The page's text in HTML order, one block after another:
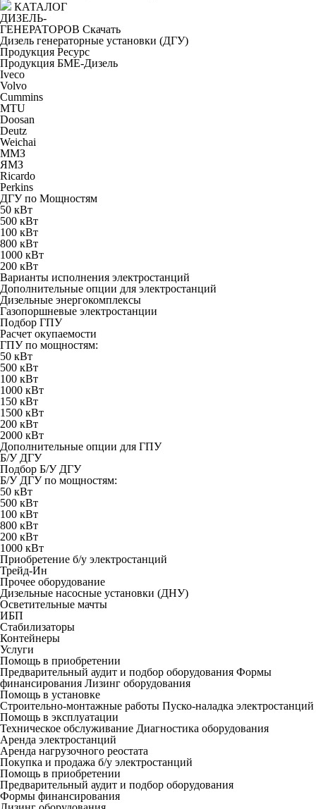
КАТАЛОГ
ДИЗЕЛЬ-
ГЕНЕРАТОРОВ Скачать
Дизель генераторные установки (ДГУ)
Продукция Ресурс
Продукция БМЕ-Дизель
Iveco
Volvo
Cummins
MTU
Doosan
Deutz
Weichai
ММЗ
ЯМЗ
Ricardo
Perkins
ДГУ по Мощностям
50 кВт
500 кВт
100 кВт
800 кВт
1000 кВт
200 кВт
Варианты исполнения электростанций
Дополнительные опции для электростанций
Дизельные энергокомплексы
Газопоршневые электростанции
Подбор ГПУ
Расчет окупаемости
ГПУ по мощностям:
50 кВт
500 кВт
100 кВт
1000 кВт
150 кВт
1500 кВт
200 кВт
2000 кВт
Дополнительные опции для ГПУ
Б/У ДГУ
Подбор Б/У ДГУ
Б/У ДГУ по мощностям:
50 кВт
500 кВт
100 кВт
800 кВт
200 кВт
1000 кВт
Приобретение б/у электростанций
Трейд-Ин
Прочее оборудование
Дизельные насосные установки (ДНУ)
Осветительные мачты
ИБП
Стабилизаторы
Контейнеры
Услуги
Помощь в приобретении
Предварительный аудит и подбор оборудования Формы
финансирования Лизинг оборудования
Помощь в установке
Строительно-монтажные работы Пуско-наладка электростанций
Помощь в эксплуатации
Техническое обслуживание Диагностика оборудования
Аренда электростанций
Аренда нагрузочного реостата
Покупка и продажа б/у электростанций
Помощь в приобретении
Предварительный аудит и подбор оборудования
Формы финансирования